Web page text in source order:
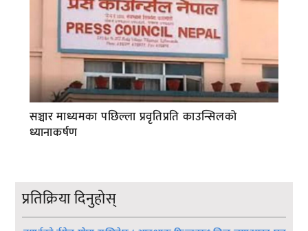
सञ्चार माध्यमका पछिल्ला प्रवृतिप्रति काउन्सिलको
ध्यानाकर्षण
प्रतिक्रिया दिनुहोस्